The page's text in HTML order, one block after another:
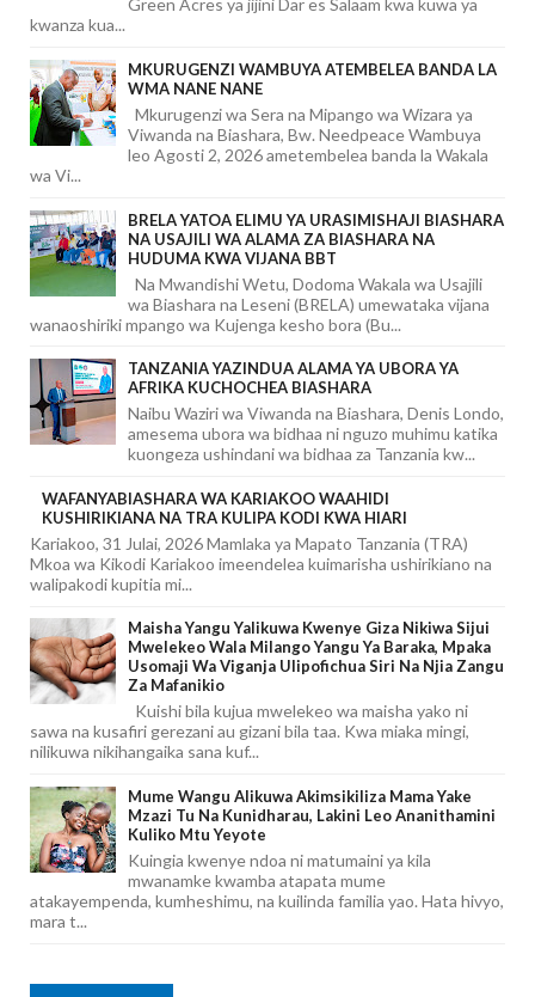
Green Acres ya jijini Dar es Salaam kwa kuwa ya
kwanza kua...
MKURUGENZI WAMBUYA ATEMBELEA BANDA LA
WMA NANE NANE
Mkurugenzi wa Sera na Mipango wa Wizara ya
Viwanda na Biashara, Bw. Needpeace Wambuya
leo Agosti 2, 2026 ametembelea banda la Wakala
wa Vi...
BRELA YATOA ELIMU YA URASIMISHAJI BIASHARA
NA USAJILI WA ALAMA ZA BIASHARA NA
HUDUMA KWA VIJANA BBT
Na Mwandishi Wetu, Dodoma Wakala wa Usajili
wa Biashara na Leseni (BRELA) umewataka vijana
wanaoshiriki mpango wa Kujenga kesho bora (Bu...
TANZANIA YAZINDUA ALAMA YA UBORA YA
AFRIKA KUCHOCHEA BIASHARA
Naibu Waziri wa Viwanda na Biashara, Denis Londo,
amesema ubora wa bidhaa ni nguzo muhimu katika
kuongeza ushindani wa bidhaa za Tanzania kw...
WAFANYABIASHARA WA KARIAKOO WAAHIDI
KUSHIRIKIANA NA TRA KULIPA KODI KWA HIARI
Kariakoo, 31 Julai, 2026 Mamlaka ya Mapato Tanzania (TRA)
Mkoa wa Kikodi Kariakoo imeendelea kuimarisha ushirikiano na
walipakodi kupitia mi...
Maisha Yangu Yalikuwa Kwenye Giza Nikiwa Sijui
Mwelekeo Wala Milango Yangu Ya Baraka, Mpaka
Usomaji Wa Viganja Ulipofichua Siri Na Njia Zangu
Za Mafanikio
Kuishi bila kujua mwelekeo wa maisha yako ni
sawa na kusafiri gerezani au gizani bila taa. Kwa miaka mingi,
nilikuwa nikihangaika sana kuf...
Mume Wangu Alikuwa Akimsikiliza Mama Yake
Mzazi Tu Na Kunidharau, Lakini Leo Ananithamini
Kuliko Mtu Yeyote
Kuingia kwenye ndoa ni matumaini ya kila
mwanamke kwamba atapata mume
atakayempenda, kumheshimu, na kuilinda familia yao. Hata hivyo,
mara t...